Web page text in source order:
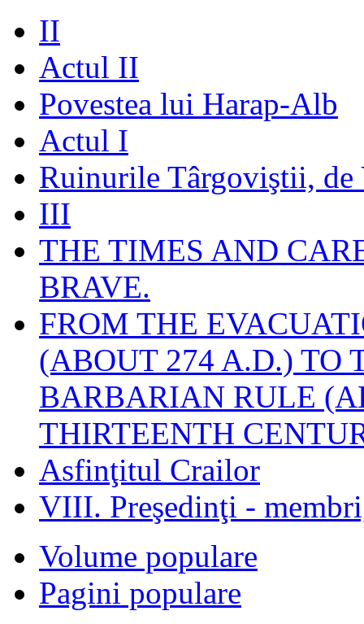
II
Actul II
Povestea lui Harap-Alb
Actul I
Ruinurile Târgoviştii, de
III
THE TIMES AND
BRAVE.
FROM THE
(ABOUT 274 A.D.) TO
BARBARIAN RULE
THIRTEENTH
Asfinţitul Crailor
VIII. Preşedinţi -
Volume populare
Pagini populare